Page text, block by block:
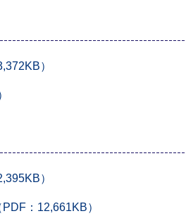
）
）
：12,661KB）